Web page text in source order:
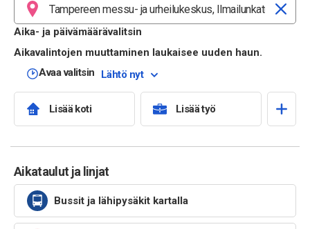
Aika- ja päivämäärävalitsin
Aikavalintojen muuttaminen laukaisee uuden haun.
Avaa valitsin
Lähtö nyt
Lisää koti Lisää työ
Aikataulut ja linjat
Bussit ja lähipysäkit kartalla